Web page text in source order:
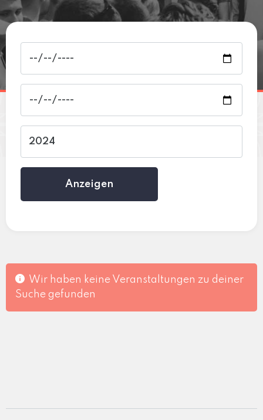
Anzeigen
Wir haben keine Veranstaltungen zu deiner
Suche gefunden